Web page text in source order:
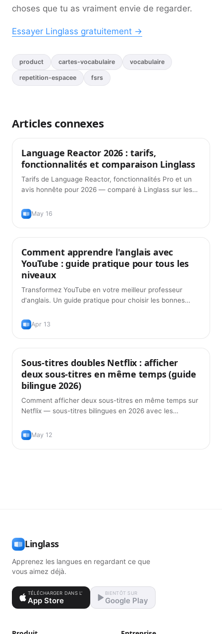
choses que tu as vraiment envie de regarder.
Essayer Linglass gratuitement →
product cartes-vocabulaire vocabulaire
repetition-espacee fsrs
Articles connexes
Conseils
Language Reactor 2026 : tarifs,
fonctionnalités et comparaison Linglass
Tarifs de Language Reactor, fonctionnalités Pro et un
avis honnête pour 2026 — comparé à Linglass sur les
les flashcards.
May 16
Conseils
Comment apprendre l'anglais avec
YouTube : guide pratique pour tous les
niveaux
Transformez YouTube en votre meilleur professeur
d'anglais. Un guide pratique pour choisir les bonnes
construire votre vocabulaire à partir de vidéos que vous
regardez vraiment.
Apr 13
Conseils
Sous-titres doubles Netflix : afficher
deux sous-titres en même temps (guide
bilingue 2026)
Comment afficher deux sous-titres en même temps sur
Netflix — sous-titres bilingues en 2026 avec les
bonne manière de les utiliser pour réellement apprendre
la langue.
May 12
Linglass
Apprenez les langues en regardant ce que
vous aimez déjà.
TÉLÉCHARGER DANS L'
App Store
BIENTÔT SUR
Google Play